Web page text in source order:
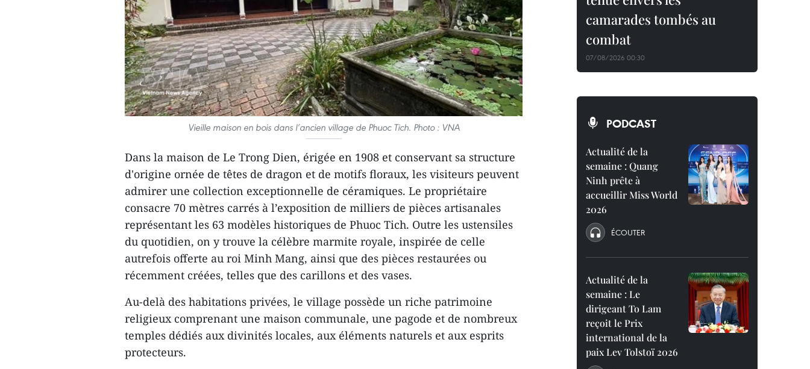
Vieille maison en bois dans l’ancien village de Phuoc Tich. Photo : VNA
Dans la maison de Le Trong Dien, érigée en 1908 et conservant sa structure
d'origine ornée de têtes de dragon et de motifs floraux, les visiteurs peuvent
admirer une collection exceptionnelle de céramiques. Le propriétaire
consacre 70 mètres carrés à l’exposition de milliers de pièces artisanales
représentant les 63 modèles historiques de Phuoc Tich. Outre les ustensiles
du quotidien, on y trouve la célèbre marmite royale, inspirée de celle
autrefois offerte au roi Minh Mang, ainsi que des pièces restaurées ou
récemment créées, telles que des carillons et des vases.
Au-delà des habitations privées, le village possède un riche patrimoine
religieux comprenant une maison communale, une pagode et de nombreux
temples dédiés aux divinités locales, aux éléments naturels et aux esprits
protecteurs.
camarades tombés au
combat
07/08/2026 00:30
PODCAST
Actualité de la
semaine : Quang
Ninh prête à
accueillir Miss World
2026
ÉCOUTER
Actualité de la
semaine : Le
dirigeant To Lam
reçoit le Prix
international de la
paix Lev Tolstoï 2026